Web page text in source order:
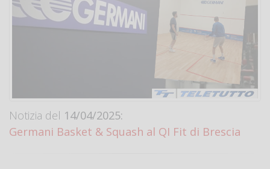
Notizia del 14/04/2025:
Germani Basket & Squash al QI Fit di Brescia